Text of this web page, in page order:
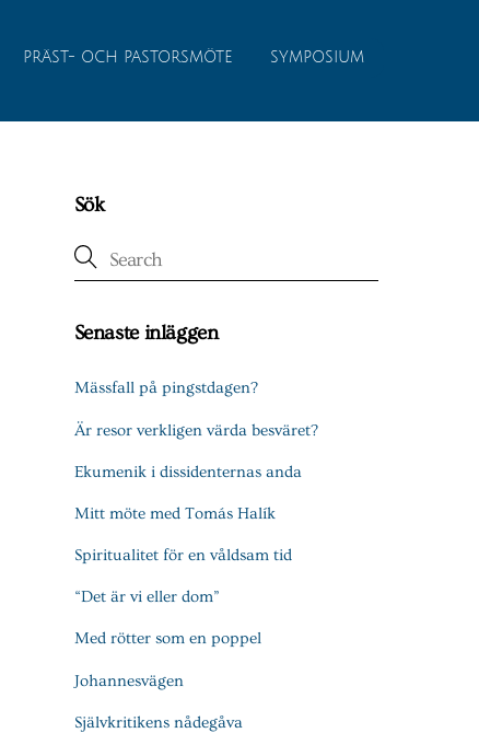
PRÄST- OCH PASTORSMÖTE SYMPOSIUM
Sök
Senaste inläggen
Mässfall på pingstdagen?
Är resor verkligen värda besväret?
Ekumenik i dissidenternas anda
Mitt möte med Tomás Halík
Spiritualitet för en våldsam tid
“Det är vi eller dom”
Med rötter som en poppel
Johannesvägen
Självkritikens nådegåva